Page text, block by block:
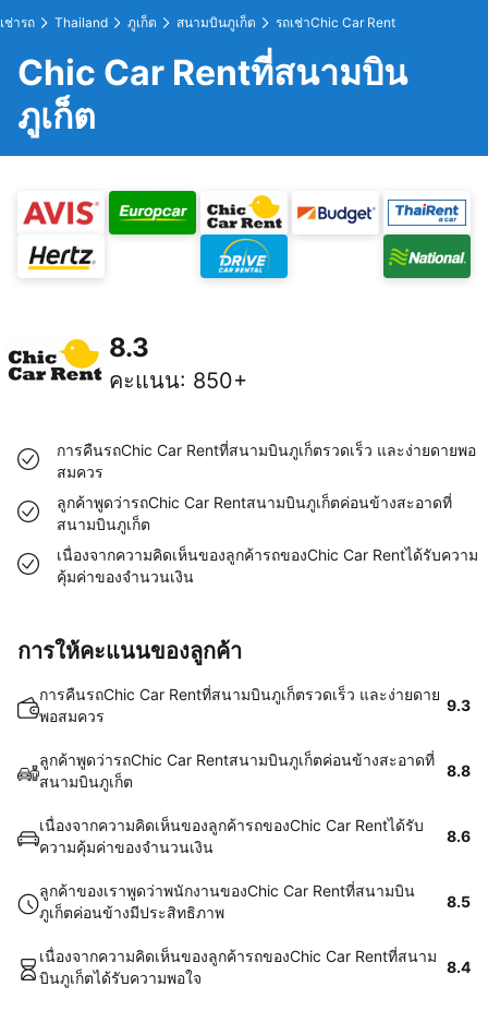
เช่ารถ Thailand ภูเก็ต สนามบินภูเก็ต รถเช่าChic Car Rent
Chic Car Rentที่สนามบิน
ภูเก็ต
8.3
คะแนน: 850+
การคืนรถChic Car Rentที่สนามบินภูเก็ตรวดเร็ว และง่ายดายพอ
สมควร
ลูกค้าพูดว่ารถChic Car Rentสนามบินภูเก็ตค่อนข้างสะอาดที่
สนามบินภูเก็ต
เนื่องจากความคิดเห็นของลูกค้ารถของChic Car Rentได้รับความ
คุ้มค่าของจำนวนเงิน
การให้คะแนนของลูกค้า
การคืนรถChic Car Rentที่สนามบินภูเก็ตรวดเร็ว และง่ายดาย
พอสมควร
9.3
ลูกค้าพูดว่ารถChic Car Rentสนามบินภูเก็ตค่อนข้างสะอาดที่
สนามบินภูเก็ต
8.8
เนื่องจากความคิดเห็นของลูกค้ารถของChic Car Rentได้รับ
ความคุ้มค่าของจำนวนเงิน
8.6
ลูกค้าของเราพูดว่าพนักงานของChic Car Rentที่สนามบิน
ภูเก็ตค่อนข้างมีประสิทธิภาพ
8.5
เนื่องจากความคิดเห็นของลูกค้ารถของChic Car Rentที่สนาม
บินภูเก็ตได้รับความพอใจ
8.4